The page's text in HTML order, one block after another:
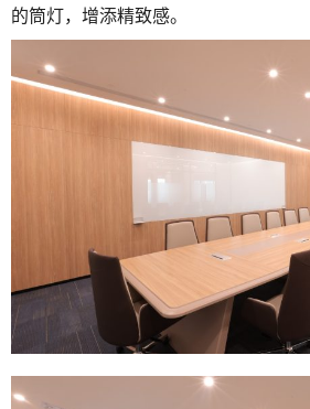
的筒灯，增添精致感。